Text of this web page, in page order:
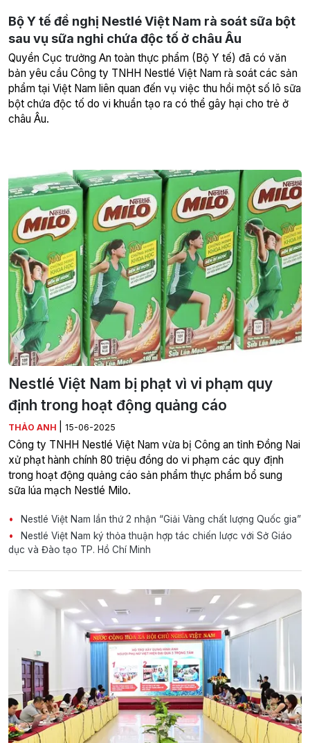
Bộ Y tế đề nghị Nestlé Việt Nam rà soát sữa bột
sau vụ sữa nghi chứa độc tố ở châu Âu
Quyền Cục trưởng An toàn thực phẩm (Bộ Y tế) đã có văn
bản yêu cầu Công ty TNHH Nestlé Việt Nam rà soát các sản
phẩm tại Việt Nam liên quan đến vụ việc thu hồi một số lô sữa
bột chứa độc tố do vi khuẩn tạo ra có thể gây hại cho trẻ ở
châu Âu.
Nestlé Việt Nam bị phạt vì vi phạm quy
định trong hoạt động quảng cáo
THẢO ANH 15-06-2025
Công ty TNHH Nestlé Việt Nam vừa bị Công an tỉnh Đồng Nai
xử phạt hành chính 80 triệu đồng do vi phạm các quy định
trong hoạt động quảng cáo sản phẩm thực phẩm bổ sung
sữa lúa mạch Nestlé Milo.
Nestlé Việt Nam lần thứ 2 nhận “Giải Vàng chất lượng Quốc gia”
Nestlé Việt Nam ký thỏa thuận hợp tác chiến lược với Sở Giáo
dục và Đào tạo TP. Hồ Chí Minh